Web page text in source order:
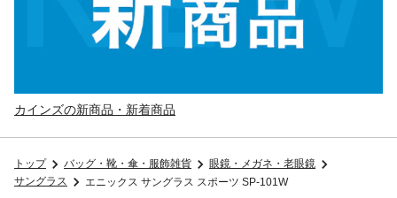
カインズの新商品・新着商品
トップ バッグ・靴・傘・服飾雑貨
眼鏡・メガネ・老眼鏡
サングラス
エニックス サングラス スポーツ SP-101W